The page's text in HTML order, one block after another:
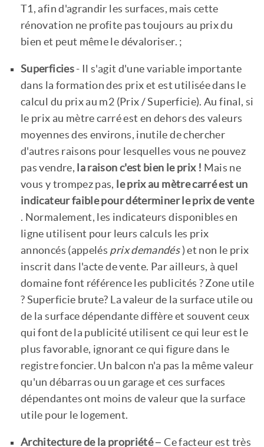
T1, afin d'agrandir les surfaces, mais cette
rénovation ne profite pas toujours au prix du
bien et peut même le dévaloriser. ;
Superficies- Il s'agit d'une variable importante
dans la formation des prix et est utilisée dans le
calcul du prix au m2 (Prix / Superficie). Au final, si
le prix au mètre carré est en dehors des valeurs
moyennes des environs, inutile de chercher
d'autres raisons pour lesquelles vous ne pouvez
pas vendre, la raison c'est bien le prix ! Mais ne
vous y trompez pas, le prix au mètre carré est un
indicateur faible pour déterminer le prix de vente
. Normalement, les indicateurs disponibles en
ligne utilisent pour leurs calculs les prix
annoncés (appelés prix demandés) et non le prix
inscrit dans l'acte de vente. Par ailleurs, à quel
domaine font référence les publicités ? Zone utile
? Superficie brute? La valeur de la surface utile ou
de la surface dépendante diffère et souvent ceux
qui font de la publicité utilisent ce qui leur est le
plus favorable, ignorant ce qui figure dans le
registre foncier. Un balcon n'a pas la même valeur
qu'un débarras ou un garage et ces surfaces
dépendantes ont moins de valeur que la surface
utile pour le logement.
Architecture de la propriété– Ce facteur est très